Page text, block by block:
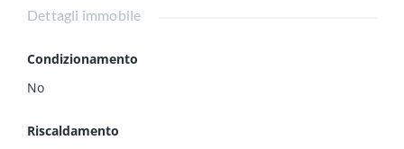
Dettagli immobile
Condizionamento
No
Riscaldamento